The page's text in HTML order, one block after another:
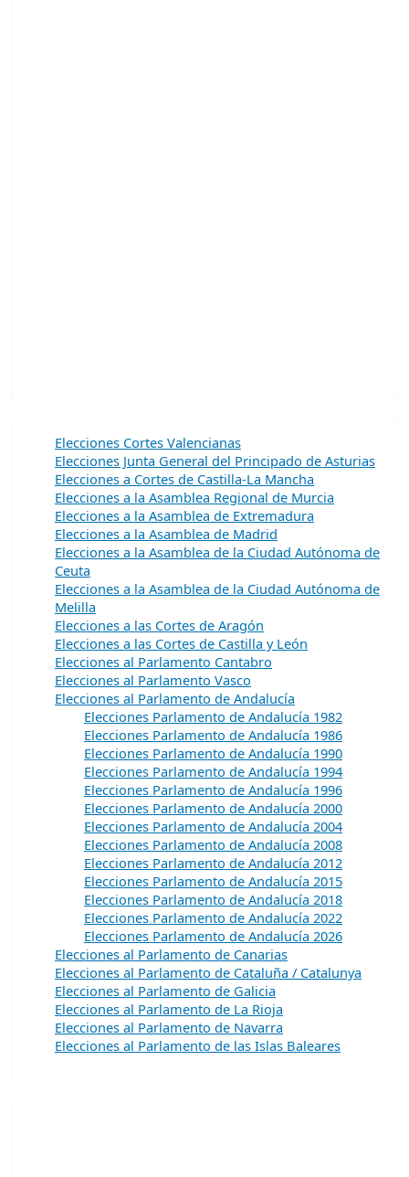
Elecciones Cortes Valencianas
Elecciones Junta General del Principado de Asturias
Elecciones a Cortes de Castilla-La Mancha
Elecciones a la Asamblea Regional de Murcia
Elecciones a la Asamblea de Extremadura
Elecciones a la Asamblea de Madrid
Elecciones a la Asamblea de la Ciudad Autónoma de
Ceuta
Elecciones a la Asamblea de la Ciudad Autónoma de
Melilla
Elecciones a las Cortes de Aragón
Elecciones a las Cortes de Castilla y León
Elecciones al Parlamento Cantabro
Elecciones al Parlamento Vasco
Elecciones al Parlamento de Andalucía
Elecciones Parlamento de Andalucía 1982
Elecciones Parlamento de Andalucía 1986
Elecciones Parlamento de Andalucía 1990
Elecciones Parlamento de Andalucía 1994
Elecciones Parlamento de Andalucía 1996
Elecciones Parlamento de Andalucía 2000
Elecciones Parlamento de Andalucía 2004
Elecciones Parlamento de Andalucía 2008
Elecciones Parlamento de Andalucía 2012
Elecciones Parlamento de Andalucía 2015
Elecciones Parlamento de Andalucía 2018
Elecciones Parlamento de Andalucía 2022
Elecciones Parlamento de Andalucía 2026
Elecciones al Parlamento de Canarias
Elecciones al Parlamento de Cataluña / Catalunya
Elecciones al Parlamento de Galicia
Elecciones al Parlamento de La Rioja
Elecciones al Parlamento de Navarra
Elecciones al Parlamento de las Islas Baleares